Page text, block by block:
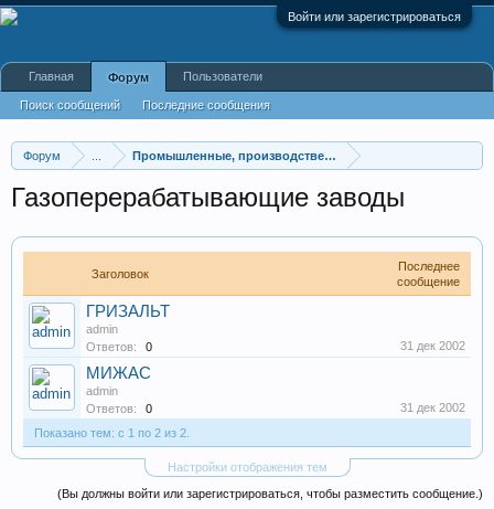
Войти или зарегистрироваться
Форум Промышленные, производственные и перерабатывающие
Газоперерабатывающие заводы
Заголовок
Последнее
сообщение
ГРИЗАЛЬТ
admin
Ответов:
0 31 дек 2002
МИЖАС
admin
Ответов:
0
31 дек 2002
Показано тем: с 1 по 2 из 2.
Настройки отображения тем
(Вы должны войти или зарегистрироваться, чтобы разместить сообщение.)
Главная Форум
Поиск сообщений Последние сообщения
Пользователи